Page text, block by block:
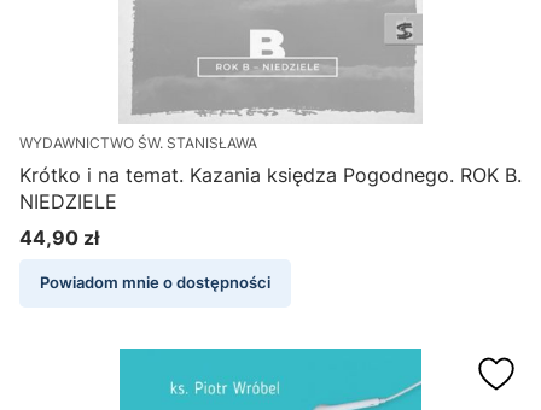
WYDAWNICTWO ŚW. STANISŁAWA
Krótko i na temat. Kazania księdza Pogodnego. ROK B.
NIEDZIELE
Cena
44,90 zł
Powiadom mnie o dostępności